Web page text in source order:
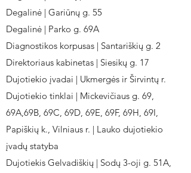
Degalinė | Gariūnų g. 55
Degalinė | Parko g. 69A
Diagnostikos korpusas | Santariškių g. 2
Direktoriaus kabinetas | Siesikų g. 17
Dujotiekio įvadai | Ukmergės ir Širvintų r.
Dujotiekio tinklai | Mickevičiaus g. 69,
69A,69B, 69C, 69D, 69E, 69F, 69H, 69I,
Papiškių k., Vilniaus r. | Lauko dujotiekio
įvadų statyba
Dujotiekis Gelvadiškių | Sodų 3-oji g. 51A,